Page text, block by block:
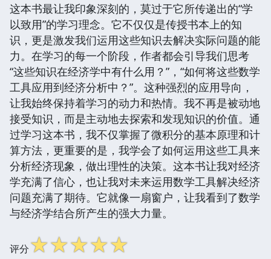
这本书最让我印象深刻的，莫过于它所传递出的“学
以致用”的学习理念。它不仅仅是传授书本上的知
识，更是激发我们运用这些知识去解决实际问题的能
力。在学习的每一个阶段，作者都会引导我们思考
“这些知识在经济学中有什么用？”，“如何将这些数学
工具应用到经济分析中？”。这种强烈的应用导向，
让我始终保持着学习的动力和热情。我不再是被动地
接受知识，而是主动地去探索和发现知识的价值。通
过学习这本书，我不仅掌握了微积分的基本原理和计
算方法，更重要的是，我学会了如何运用这些工具来
分析经济现象，做出理性的决策。这本书让我对经济
学充满了信心，也让我对未来运用数学工具解决经济
问题充满了期待。它就像一扇窗户，让我看到了数学
与经济学结合所产生的强大力量。
评分☆☆☆☆☆